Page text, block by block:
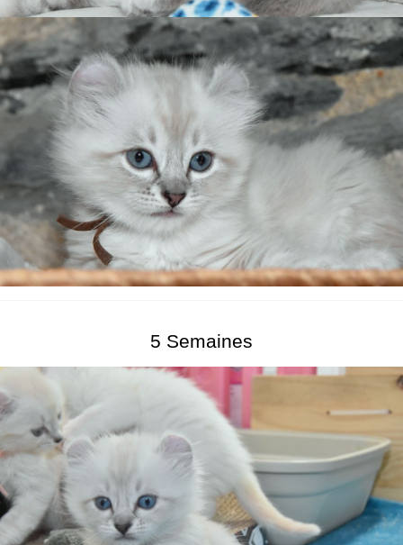
5 Semaines